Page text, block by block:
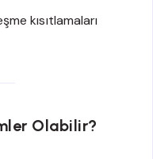
kısıtlamaları
Olabilir?